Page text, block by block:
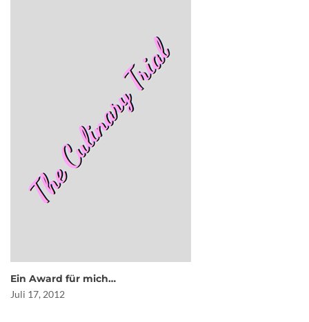
Ein Award für mich…
Juli 17, 2012